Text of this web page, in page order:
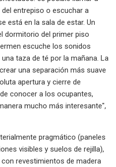
entrepiso o escuchar a
está en la sala de estar. Un
dormitorio del primer piso
escuche los sonidos
taza de té por la mañana. La
una separación más suave
apertura y cierre de
conocer a los ocupantes,
mucho más interesante",
pragmático (paneles
visibles y suelos de rejilla),
revestimientos de madera